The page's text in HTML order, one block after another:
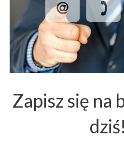
Zapisz się na
dziś!